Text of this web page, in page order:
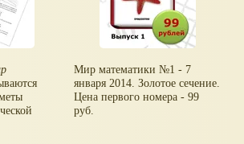
Мир математики №1 - 7
января 2014. Золотое сечение.
Цена первого номера - 99
руб.